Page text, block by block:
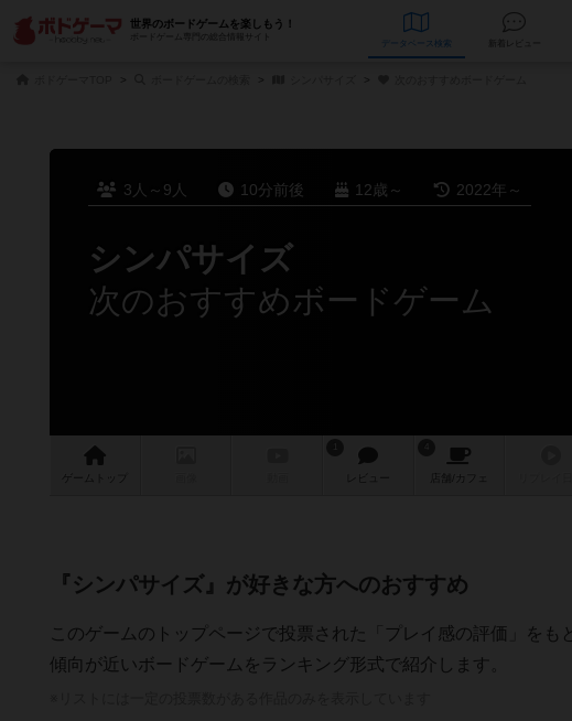
世界のボードゲームを楽しもう！
ボードゲーム専門の総合情報サイト
データベース
3人～9人 10分前後 12歳～ 2022年～
シンパサイズ
次のおすすめボードゲーム
ゲーム レビュー 店舗/ カフェ
『シンパサイズ』が好きな方へのおすすめ
このゲームのトップページで投票された「プレイ感の評価」をも
傾向が近いボードゲームをランキング形式で紹介します。